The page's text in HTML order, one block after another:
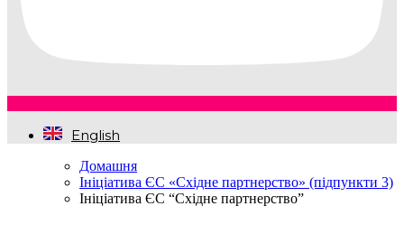
English
Домашня
Ініціатива ЄС «Східне партнерство» (підпункти 3)
Ініціатива ЄС “Східне партнерство”